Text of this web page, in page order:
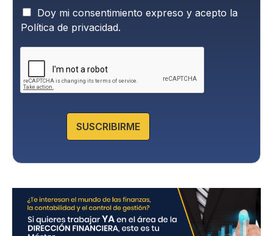
P
o
í
c
a
Doy mi consentimiento expreso y acepto la
Política de privacidad.
SUSCRIBIRME